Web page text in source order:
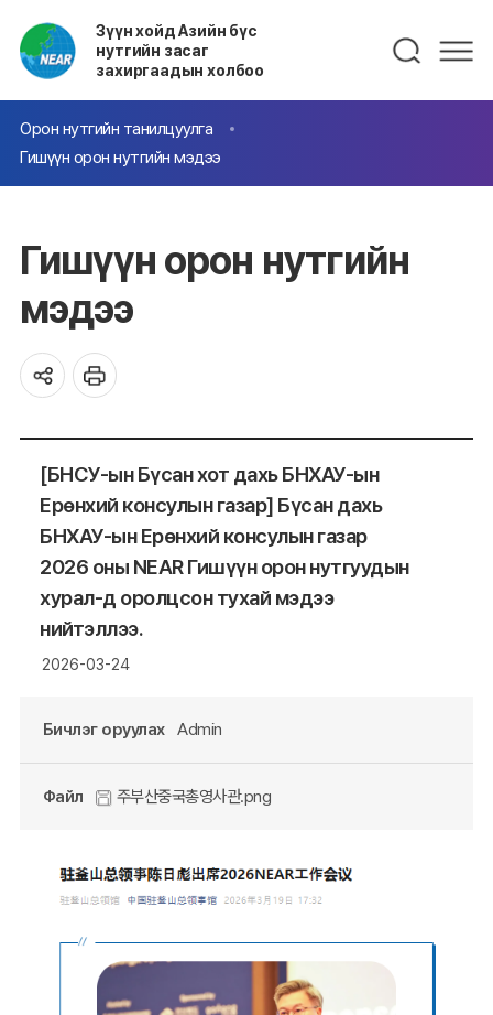
Зүүн хойд Азийн бүс
нутгийн засаг
захиргаадын холбоо
Орон нутгийн танилцуулга
Гишүүн орон нутгийн мэдээ
Гишүүн орон нутгийн
мэдээ
[БНСУ-ын Бүсан хот дахь БНХАУ-ын
Ерөнхий консулын газар] Бүсан дахь
БНХАУ-ын Ерөнхий консулын газар
2026 оны NEAR Гишүүн орон нутгуудын
хурал-д оролцсон тухай мэдээ
нийтэллээ.
2026-03-24
Бичлэг оруулах Admin
Файл 주부산중국총영사관.png